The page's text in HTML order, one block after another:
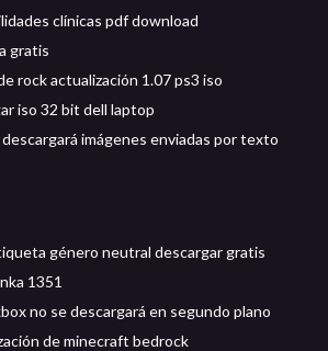
clínicas pdf download
gratis
rock actualización 1.07 ps3 iso
iso 32 bit dell laptop
imágenes enviadas por texto
género neutral descargar gratis
1351
no se descargará en segundo plano
de minecraft bedrock